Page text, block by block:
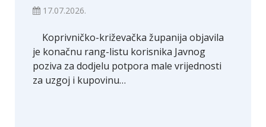
17.07.2026.
Koprivničko-križevačka županija objavila
je konačnu rang-listu korisnika Javnog
poziva za dodjelu potpora male vrijednosti
za uzgoj i kupovinu…